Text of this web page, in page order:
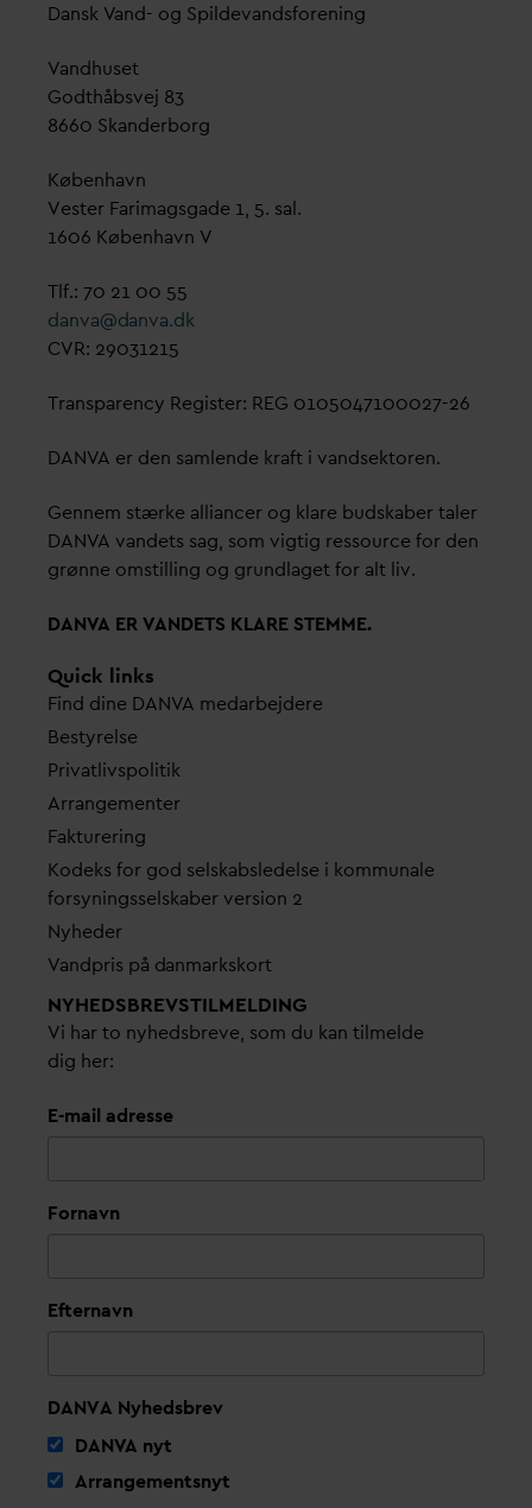
Dansk Vand- og Spildevandsforening
Vandhuset
Godthåbsvej 83
8660 Skanderborg
København
Vester Farimagsgade 1, 5. sal.
1606 København V
Tlf.: 70 21 00 55
danva@danva.dk
CVR: 29031215
Transparency Register: REG 0105047100027-26
DANVA er den samlende kraft i vandsektoren.
Gennem stærke alliancer og klare budskaber taler
DANVA vandets sag, som vigtig ressource for den
grønne omstilling og grundlaget for alt liv.
DANVA ERVANDETS KLARE STEMME.
Quick links
Find dine DANVA medarbejdere
Bestyrelse
Privatlivspolitik
Arrangementer
Fakturering
Kodeks for god selskabsledelse i kommunale
forsyningsselskaber version 2
Nyheder
Vandpris på danmarkskort
NYHEDSBREVS­TILMELDING
Vi har to nyhedsbreve, som du kan tilmelde
dig her:
E-mail adresse
Fornavn
Efternavn
DANVA Nyhedsbrev
DANVA nyt
Arrangementsnyt